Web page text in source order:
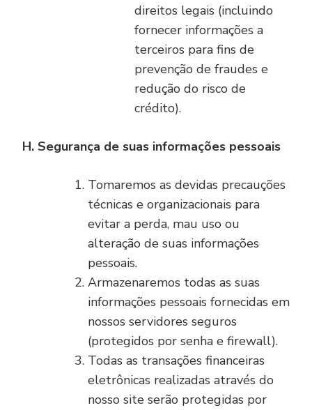
direitos legais (incluindo
fornecer informações a
terceiros para fins de
prevenção de fraudes e
redução do risco de
crédito).
H. Segurança de suas informações pessoais
Tomaremos as devidas precauções
técnicas e organizacionais para
evitar a perda, mau uso ou
alteração de suas informações
pessoais.
Armazenaremos todas as suas
informações pessoais fornecidas em
nossos servidores seguros
(protegidos por senha e firewall).
Todas as transações financeiras
eletrônicas realizadas através do
nosso site serão protegidas por